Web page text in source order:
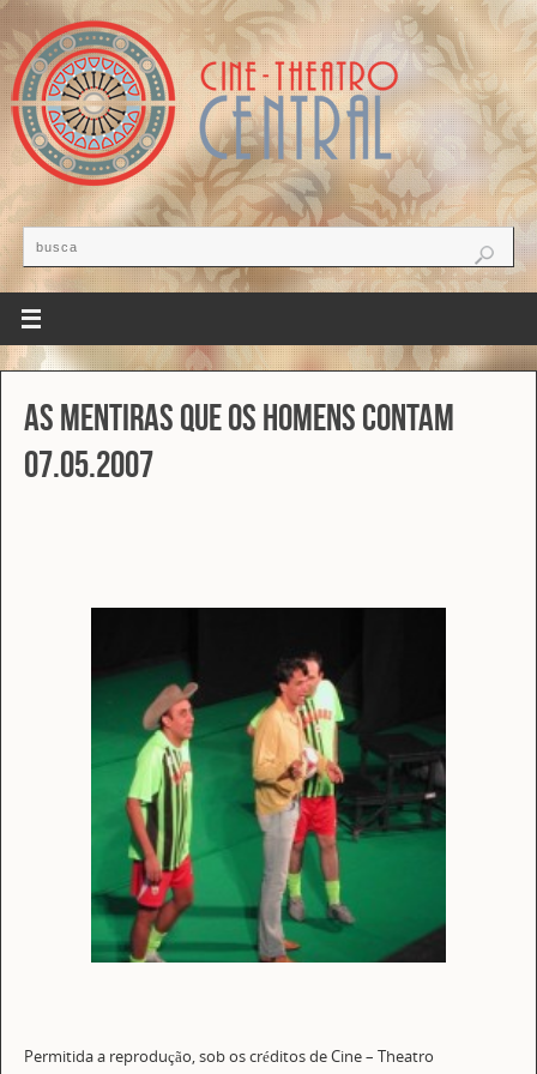
As mentiras que os homens contam
07.05.2007
Permitida a reprodução, sob os créditos de Cine – Theatro